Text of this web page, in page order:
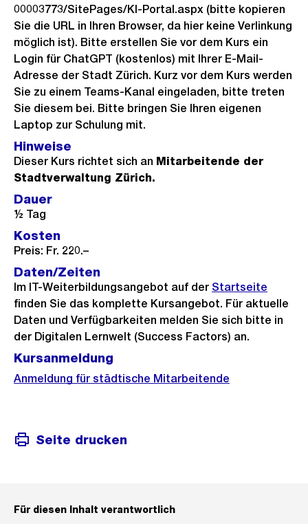
00003773/SitePages/KI-Portal.aspx (bitte kopieren
Sie die URL in Ihren Browser, da hier keine Verlinkung
möglich ist). Bitte erstellen Sie vor dem Kurs ein
Login für ChatGPT (kostenlos) mit Ihrer E-Mail-
Adresse der Stadt Zürich. Kurz vor dem Kurs werden
Sie zu einem Teams-Kanal eingeladen, bitte treten
Sie diesem bei. Bitte bringen Sie Ihren eigenen
Laptop zur Schulung mit.
Hinweise
Dieser Kurs richtet sich an Mitarbeitende der
Stadtverwaltung Zürich.
Dauer
½ Tag
Kosten
Preis: Fr. 220.–
Daten/Zeiten
Im IT-Weiterbildungsangebot auf der Startseite
finden Sie das komplette Kursangebot. Für aktuelle
Daten und Verfügbarkeiten melden Sie sich bitte in
der Digitalen Lernwelt (Success Factors) an.
Kursanmeldung
Anmeldung für städtische Mitarbeitende
Seite drucken
Für diesen Inhalt verantwortlich